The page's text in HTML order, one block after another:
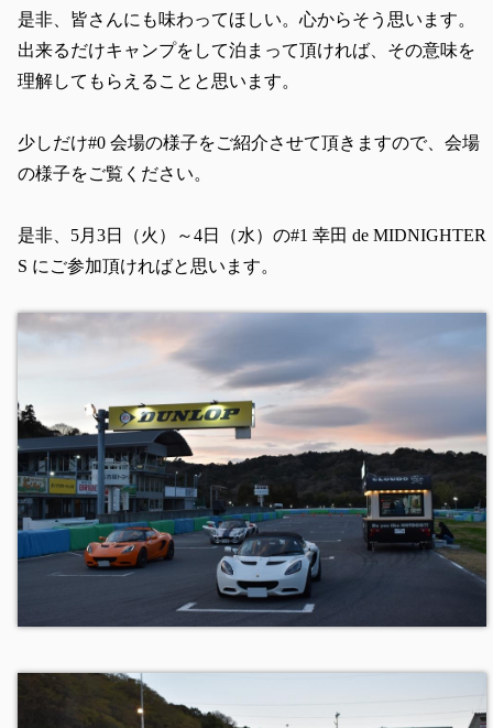
是非、皆さんにも味わってほしい。 心からそう思います。
出来るだけキャンプをして泊まって頂ければ、その意味を
理解してもらえることと思います。
少しだけ#0 会場の様子をご紹介させて頂きますので、会場
の様子をご覧ください。
是非、5月3日（火）～4日（水）の#1 幸田 de MIDNIGHTER
S にご参加頂ければと思います。